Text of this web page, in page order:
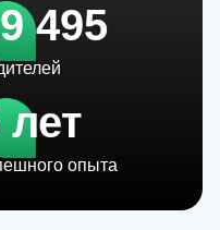
495
лет
опыта